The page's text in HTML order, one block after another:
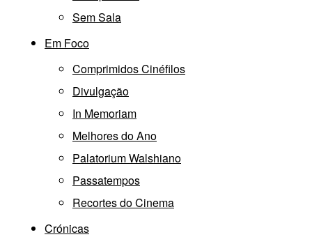
Sem Sala
Em Foco
Comprimidos Cinéfilos
Divulgação
In Memoriam
Melhores do Ano
Palatorium Walshiano
Passatempos
Recortes do Cinema
Crónicas